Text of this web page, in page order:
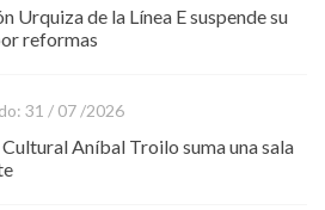
Urquiza de la Línea E suspende su
reformas
31 / 07 /2026
Aníbal Troilo suma una sala